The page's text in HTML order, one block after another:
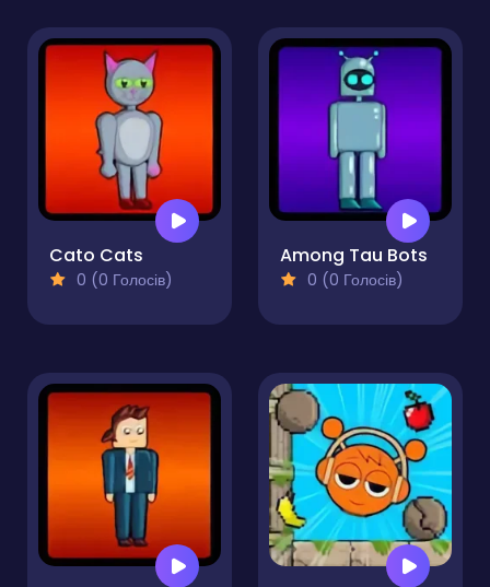
Cato Cats
0 (0 Голосів)
Among Tau Bots
0 (0 Голосів)